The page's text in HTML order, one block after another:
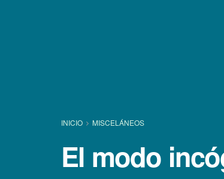
INICIO MISCELÁNEOS
El modo